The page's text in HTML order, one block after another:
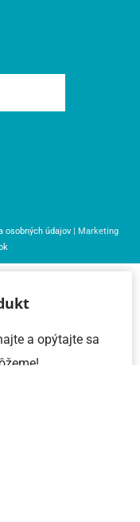
osobných údajov | Marketing
a opýtajte sa